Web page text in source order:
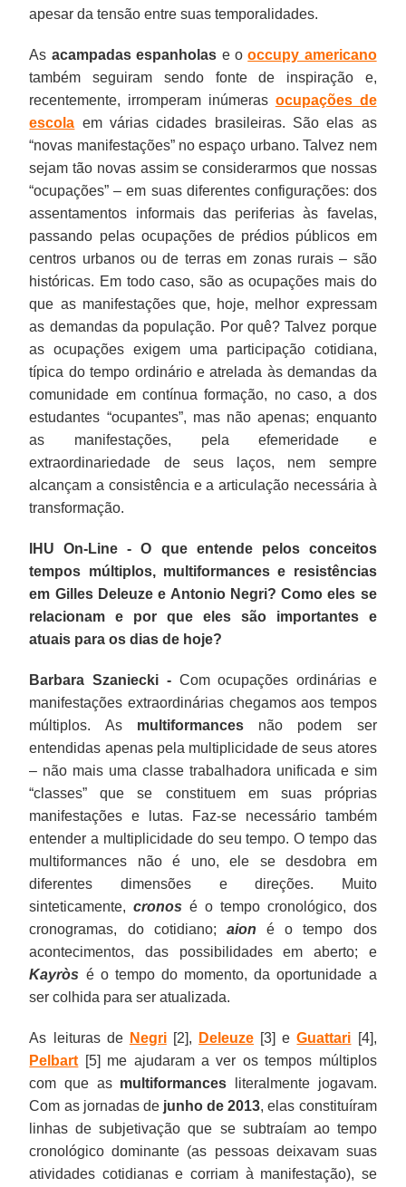
apesar da tensão entre suas temporalidades.
As acampadas espanholas e ooccupy americano
também seguiram sendo fonte de inspiração e,
recentemente, irromperam inúmeras ocupações de
escola em várias cidades brasileiras. São elas as
“novas manifestações” no espaço urbano. Talvez nem
sejam tão novas assim se considerarmos que nossas
“ocupações” – em suas diferentes configurações: dos
assentamentos informais das periferias às favelas,
passando pelas ocupações de prédios públicos em
centros urbanos ou de terras em zonas rurais – são
históricas. Em todo caso, são as ocupações mais do
que as manifestações que, hoje, melhor expressam
as demandas da população. Por quê? Talvez porque
as ocupações exigem uma participação cotidiana,
típica do tempo ordinário e atrelada às demandas da
comunidade em contínua formação, no caso, a dos
estudantes “ocupantes”, mas não apenas; enquanto
as manifestações, pela efemeridade e
extraordinariedade de seus laços, nem sempre
alcançam a consistência e a articulação necessária à
transformação.
IHU On-Line - O que entende pelos conceitos
tempos múltiplos, multiformances e resistências
em Gilles Deleuze e Antonio Negri? Como eles se
relacionam e por que eles são importantes e
atuais para os dias de hoje?
Barbara Szaniecki -Com ocupações ordinárias e
manifestações extraordinárias chegamos aos tempos
múltiplos. As multiformancesnão podem ser
entendidas apenas pela multiplicidade de seus atores
– não mais uma classe trabalhadora unificada e sim
“classes” que se constituem em suas próprias
manifestações e lutas. Faz-se necessário também
entender a multiplicidade do seu tempo. O tempo das
multiformances não é uno, ele se desdobra em
diferentes dimensões e direções. Muito
sinteticamente,cronos é o tempo cronológico, dos
cronogramas, do cotidiano; aion
é o tempo dos
acontecimentos, das possibilidades em aberto; e
Kayròs é o tempo do momento, da oportunidade a
ser colhida para ser atualizada.
As leituras de Negri[2], Deleuze [3] eGuattari [4],
Pelbart [5] me ajudaram a ver os tempos múltiplos
com que as multiformances literalmente jogavam.
Com as jornadas de junho de 2013, elas constituíram
linhas de subjetivação que se subtraíam ao tempo
cronológico dominante (as pessoas deixavam suas
atividades cotidianas e corriam à manifestação), se